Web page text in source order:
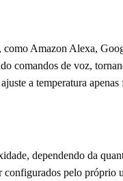
como Amazon Alexa,
comandos de voz,
a temperatura
dependendo da
pelo próprio